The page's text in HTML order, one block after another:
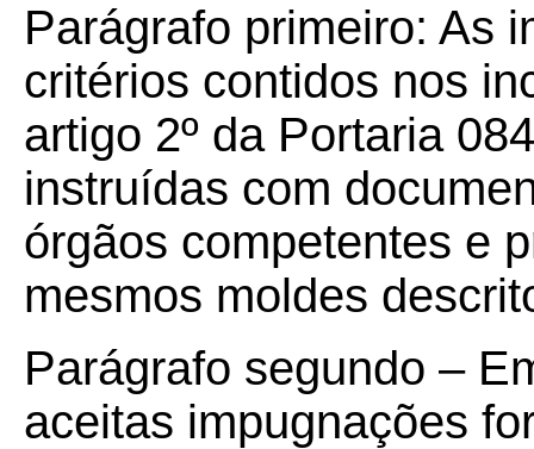
Parágrafo primeiro: As
critérios contidos nos
artigo 2º da Portaria
instruídas com
órgãos competentes e
mesmos moldes
Parágrafo segundo –
aceitas impugnações